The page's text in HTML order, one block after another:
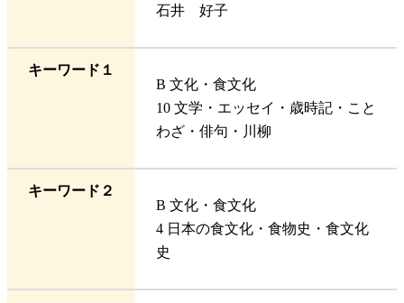
石井 好子
キーワード１
B 文化・食文化
10 文学・エッセイ・歳時記・こと
わざ・俳句・川柳
キーワード２
B 文化・食文化
4 日本の食文化・食物史・食文化
史